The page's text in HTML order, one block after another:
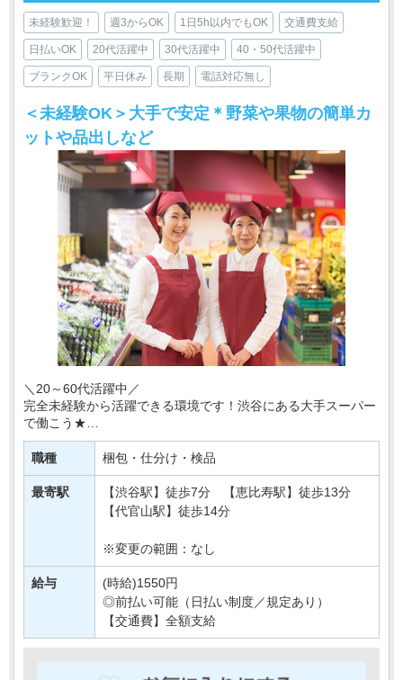
未経験歓迎！ 週3からOK 1日5h以内でもOK 交通費支給
日払いOK 20代活躍中 30代活躍中 40・50代活躍中
ブランクOK 平日休み 長期 電話対応無し
＜未経験OK＞大手で安定＊野菜や果物の簡単カ
ットや品出しなど
＼20～60代活躍中／
完全未経験から活躍できる環境です！渋谷にある大手スーパー
で働こう★
今回配属となるのは、野菜や果物などの農産物を扱う部署＊
あなたには、野菜・フルーツのカット、品出しなどの簡単
な・・・
職種 梱包・仕分け・検品
最寄駅
【渋谷駅】徒歩7分 【恵比寿駅】徒歩13分
【代官山駅】徒歩14分
※変更の範囲：なし
給与
(時給)1550円
◎前払い可能（日払い制度／規定あり）
【交通費】全額支給